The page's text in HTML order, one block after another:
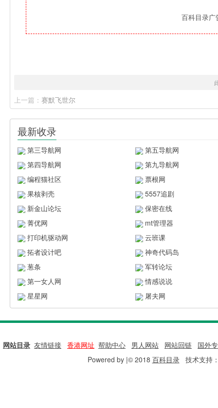
百科目录
上一篇： 赛默飞世尔
最新收录
第三导航网
第五导航网
第四导航网
第九导航网
编程猫社区
票根网
果核剥壳
5557追剧
新金山论坛
保密在线
菁优网
mt管理器
打印机驱动网
云班课
拓者设计吧
神奇代码岛
葱条
军转论坛
第一女人网
情感说说
星星网
屠夫网
网站目录 友情链接 香港网址 帮助中心 男人网站 网站回链
国外
Powered by |© 2018 百科目录技术支持